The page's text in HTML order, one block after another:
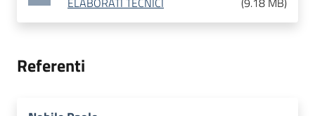
Referenti